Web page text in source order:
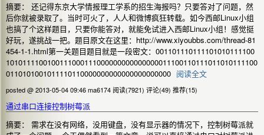
摘要： 还记得东京大学情报理工学系的招生海报吗？只要答对了问题，然
后你就被录取了。当时可火了，人人和微博疯狂转载。如今西邮Linux小组
也搞了个这样题目，只要你能答对，就能免试进入西邮Linux小组！感觉挺
好玩，遂挑战一把。题目原文在这里：http://www.xiyoubbs.com/thread-81
454-1-1.html第一关题目题目就是一段密文：001101110111101010111100
1010111100100111000111000000000000000011100110111011010111100
0110101001011110110000000000000000000000 阅读全文
posted @ 2013-05-04 09:46 ma6174 阅读(7921) 评论(49) 推荐(15)
通过串口连接控制树莓派
摘要： 需求在没有网络，没用键盘，没有显示器的情况下，控制树莓派就